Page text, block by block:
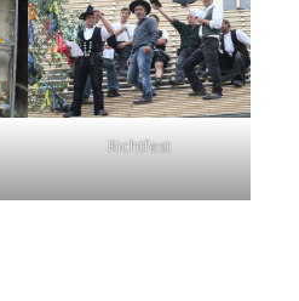
Richtfest